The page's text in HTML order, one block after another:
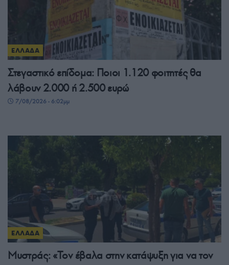
ΕΛΛΑΔΑ
Στεγαστικό επίδομα: Ποιοι 1.120 φοιτητές θα
λάβουν 2.000 ή 2.500 ευρώ
7/08/2026 - 6:02μμ
ΕΛΛΑΔΑ
Μυστράς: «Τον έβαλα στην κατάψυξη για να τον